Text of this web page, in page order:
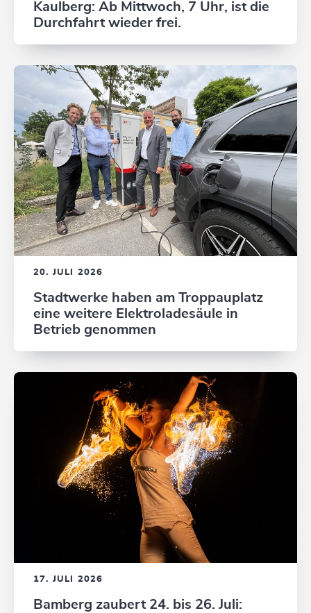
Kaulberg: Ab Mittwoch, 7 Uhr, ist die
Durchfahrt wieder frei.
20. JULI 2026
Stadtwerke haben am Troppauplatz
eine weitere Elektroladesäule in
Betrieb genommen
17. JULI 2026
Bamberg zaubert 24. bis 26. Juli: